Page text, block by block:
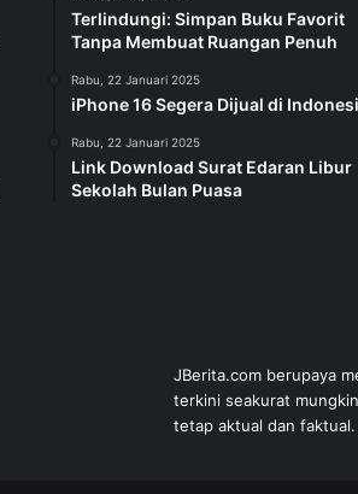
Terlindungi: Simpan Buku Favorit
Tanpa Membuat Ruangan Penuh
Rabu, 22 Januari 2025
iPhone 16 Segera Dijual di
Rabu, 22 Januari 2025
Link Download Surat Edaran Libur
Sekolah Bulan Puasa
JBerita.com berupaya
terkini seakurat
tetap aktual dan faktual.